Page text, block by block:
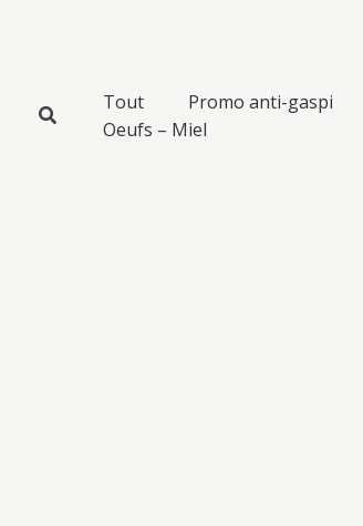
Tout Promo anti-gaspi
Oeufs – Miel